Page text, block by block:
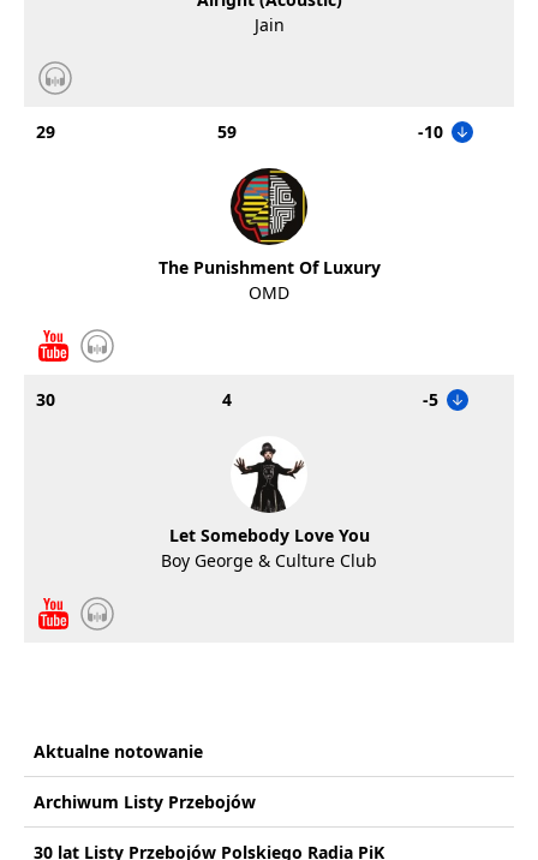
Jain
29 59 -10
The Punishment Of Luxury
OMD
30 4 -5
Let Somebody Love You
Boy George & Culture Club
Aktualne notowanie
Archiwum Listy Przebojów
30 lat Listy Przebojów Polskiego Radia PiK